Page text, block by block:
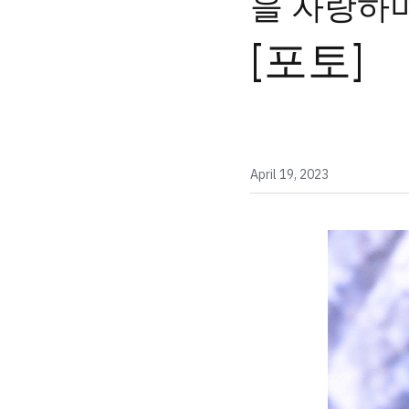
[포토]
April 19, 2023